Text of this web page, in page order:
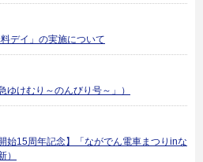
デイ」の実施について
けむり～のんびり号～」）
始15周年記念】「ながでん電車まつりinな
）